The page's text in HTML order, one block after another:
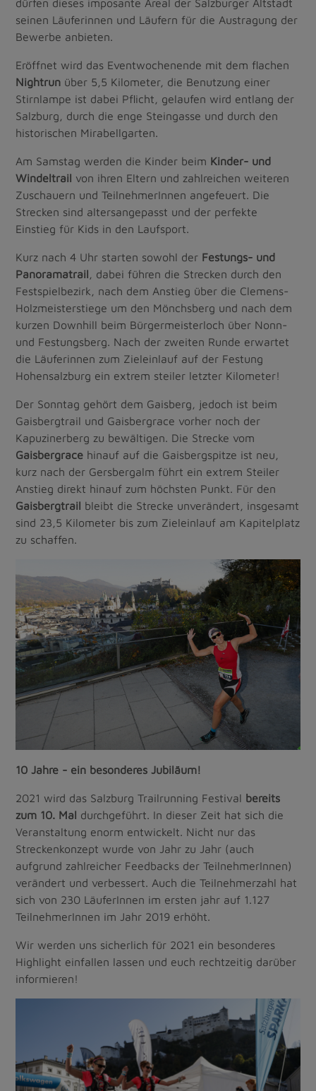
dürfen dieses imposante Areal der Salzburger Altstadt
seinen Läuferinnen und Läufern für die Austragung der
Bewerbe anbieten.
Eröffnet wird das Eventwochenende mit dem flachen
Nightrun über 5,5 Kilometer, die Benutzung einer
Stirnlampe ist dabei Pflicht, gelaufen wird entlang der
Salzburg, durch die enge Steingasse und durch den
historischen Mirabellgarten.
Am Samstag werden die Kinder beim Kinder- und
Windeltrail von ihren Eltern und zahlreichen weiteren
Zuschauern und TeilnehmerInnen angefeuert. Die
Strecken sind altersangepasst und der perfekte
Einstieg für Kids in den Laufsport.
Kurz nach 4 Uhr starten sowohl der Festungs- und
Panoramatrail , dabei führen die Strecken durch den
Festspielbezirk, nach dem Anstieg über die Clemens-
Holzmeisterstiege um den Mönchsberg und nach dem
kurzen Downhill beim Bürgermeisterloch über Nonn-
und Festungsberg. Nach der zweiten Runde erwartet
die Läuferinnen zum Zieleinlauf auf der Festung
Hohensalzburg ein extrem steiler letzter Kilometer!
Der Sonntag gehört dem Gaisberg, jedoch ist beim
Gaisbergtrail und Gaisbergrace vorher noch der
Kapuzinerberg zu bewältigen. Die Strecke vom
Gaisbergrace hinauf auf die Gaisbergspitze ist neu,
kurz nach der Gersbergalm führt ein extrem Steiler
Anstieg direkt hinauf zum höchsten Punkt. Für den
Gaisbergtrail bleibt die Strecke unverändert, insgesamt
sind 23,5 Kilometer bis zum Zieleinlauf am Kapitelplatz
zu schaffen.
10 Jahre - ein besonderes Jubiläum!
2021 wird das Salzburg Trailrunning Festival bereits
zum 10. Mal durchgeführt. In dieser Zeit hat sich die
Veranstaltung enorm entwickelt. Nicht nur das
Streckenkonzept wurde von Jahr zu Jahr (auch
aufgrund zahlreicher Feedbacks der TeilnehmerInnen)
verändert und verbessert. Auch die Teilnehmerzahl hat
sich von 230 LäuferInnen im ersten jahr auf 1.127
TeilnehmerInnen im Jahr 2019 erhöht.
Wir werden uns sicherlich für 2021 ein besonderes
Highlight einfallen lassen und euch rechtzeitig darüber
informieren!